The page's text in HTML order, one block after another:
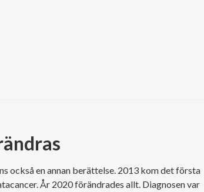
också en annan berättelse. 2013 kom det första
År 2020 förändrades allt. Diagnosen var